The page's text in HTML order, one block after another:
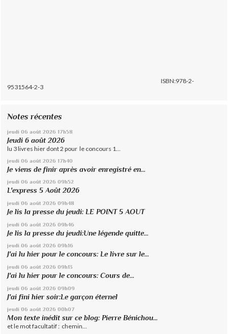
ISBN:978-2-
9531564-2-3
Notes récentes
jeudi 06 août 2026 17h58
Jeudi 6 août 2026
lu 3 livres hier dont 2 pour le concours 1...
jeudi 06 août 2026 17h40
Je viens de finir après avoir enregistré en...
jeudi 06 août 2026 09h52
L'express 5 Août 2026
jeudi 06 août 2026 09h48
Je lis la presse du jeudi: LE POINT 5 AOUT
jeudi 06 août 2026 09h46
Je lis la presse du jeudi:Une légende quitte...
jeudi 06 août 2026 09h16
J'ai lu hier pour le concours: Le livre sur le...
jeudi 06 août 2026 09h13
J'ai lu hier pour le concours: Cours de...
jeudi 06 août 2026 09h09
J'ai fini hier soir:Le garçon éternel
jeudi 06 août 2026 00h07
Mon texte inédit sur ce blog: Pierre Bénichou...
et le mot facultatif : chemin...